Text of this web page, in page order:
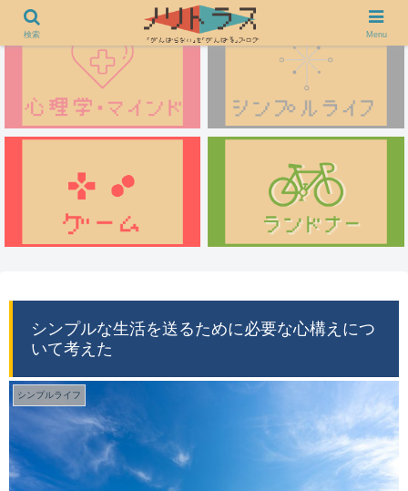
シンプルな生活を送るために必要な心構えにつ
いて考えた
シンプルライフ
検索 Menu